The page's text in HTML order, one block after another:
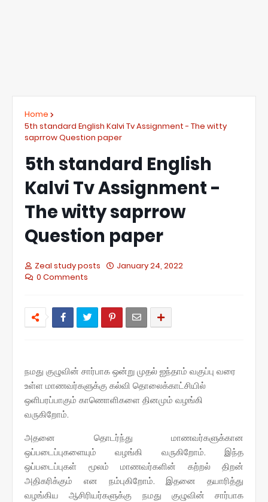
Home
5th standard English Kalvi Tv Assignment - The witty
saprrow Question paper
5th standard English
Kalvi Tv Assignment -
The witty saprrow
Question paper
Zeal study posts
January 24, 2022
0 Comments
நமது குழுவின் சார்பாக ஒன்று முதல் ஐந்தாம் வகுப்பு வரை
உள்ள மாணவர்களுக்கு கல்வி தொலைக்காட்சியில்
ஒளிபரப்பாகும் காணொளிகளை தினமும் வழங்கி
வருகிறோம்.
அதனை தொடர்ந்து மாணவர்களுக்கான
ஒப்படைப்புகளையும் வழங்கி வருகிறோம். இந்த
ஒப்படைப்புகள் மூலம் மாணவர்களின் கற்றல் திறன்
அதிகரிக்கும் என நம்புகிறோம். இதனை தயாரித்து
வழங்கிய ஆசிரியர்களுக்கு நமது குழுவின் சார்பாக